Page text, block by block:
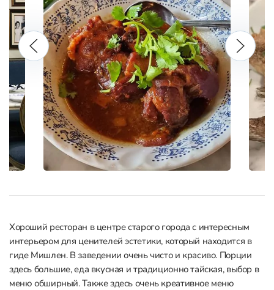
Хороший ресторан в центре старого города с интересным
интерьером для ценителей эстетики, который находится в
гиде Мишлен. В заведении очень чисто и красиво. Порции
здесь большие, еда вкусная и традиционно тайская, выбор в
меню обширный. Также здесь очень креативное меню